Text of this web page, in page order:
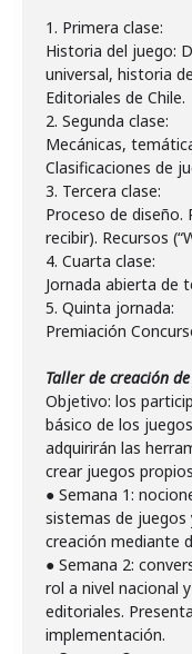
1. Primera clase:
Historia del juego:
universal, historia
Editoriales de Chile.
2. Segunda clase:
Mecánicas,
Clasificaciones de
3. Tercera clase:
Proceso de diseño.
recibir). Recursos
4. Cuarta clase:
Jornada abierta de
5. Quinta jornada:
Premiación
Taller de creación
Objetivo: los
básico de los
adquirirán las
crear juegos
● Semana 1:
sistemas de juegos
creación mediante
● Semana 2:
rol a nivel nacional y
editoriales.
implementación.